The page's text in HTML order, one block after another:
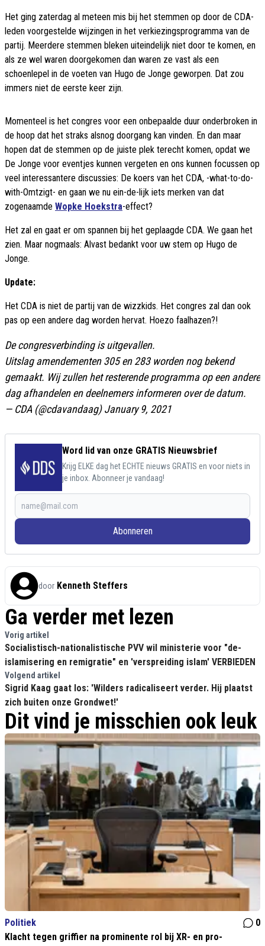
Het ging zaterdag al meteen mis bij het stemmen op door de CDA-
leden voorgestelde wijzingen in het verkiezingsprogramma van de
partij. Meerdere stemmen bleken uiteindelijk niet door te komen, en
als ze wel waren doorgekomen dan waren ze vast als een
schoenlepel in de voeten van Hugo de Jonge geworpen. Dat zou
immers niet de eerste keer zijn.
Momenteel is het congres voor een onbepaalde duur onderbroken in
de hoop dat het straks alsnog doorgang kan vinden. En dan maar
hopen dat de stemmen op de juiste plek terecht komen, opdat we
De Jonge voor eventjes kunnen vergeten en ons kunnen focussen op
veel interessantere discussies: De koers van het CDA, -what-to-do-
with-Omtzigt- en gaan we nu ein-de-lijk iets merken van dat
zogenaamde Wopke Hoekstra-effect?
Het zal en gaat er om spannen bij het geplaagde CDA. We gaan het
zien. Maar nogmaals: Alvast bedankt voor uw stem op Hugo de
Jonge.
Update:
Het CDA is niet de partij van de wizzkids. Het congres zal dan ook
pas op een andere dag worden hervat. Hoezo faalhazen?!
De congresverbinding is uitgevallen.
Uitslag amendementen 305 en 283 worden nog bekend
gemaakt. Wij zullen het resterende programma op een andere
dag afhandelen en deelnemers informeren over de datum.
— CDA (@cdavandaag)January 9, 2021
Word lid van onze GRATIS Nieuwsbrief
Krijg ELKE dag het ECHTE nieuws GRATIS en voor niets in
je inbox. Abonneer je vandaag!
Abonneren
door Kenneth Steffers
Ga verder met lezen
Vorig artikel
Socialistisch-nationalistische PVV wil ministerie voor "de-
islamisering en remigratie" en 'verspreiding islam' VERBIEDEN
Volgend artikel
Sigrid Kaag gaat los: 'Wilders radicaliseert verder. Hij plaatst
zich buiten onze Grondwet!'
Dit vind je misschien ook leuk
Politiek
0
Klacht tegen griffier na prominente rol bij XR- en pro-